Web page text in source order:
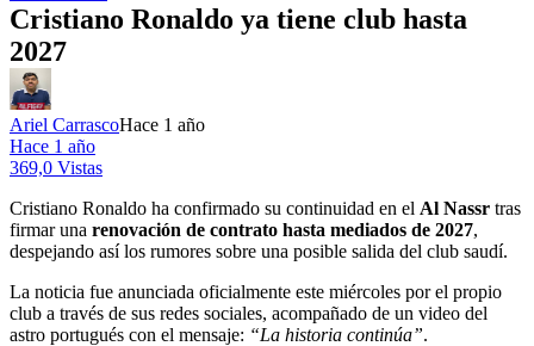
Cristiano Ronaldo ya tiene club hasta
2027
Ariel CarrascoHace 1 año
Hace 1 año
369,0 Vistas
Cristiano Ronaldo ha confirmado su continuidad en el Al Nassr tras
firmar una renovación de contrato hasta mediados de 2027,
despejando así los rumores sobre una posible salida del club saudí.
La noticia fue anunciada oficialmente este miércoles por el propio
club a través de sus redes sociales, acompañado de un video del
astro portugués con el mensaje: “La historia continúa”.